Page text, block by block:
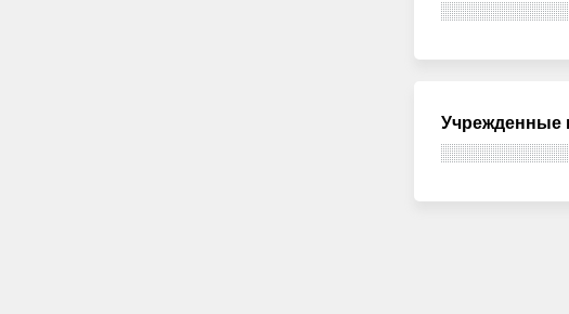
Учрежденные